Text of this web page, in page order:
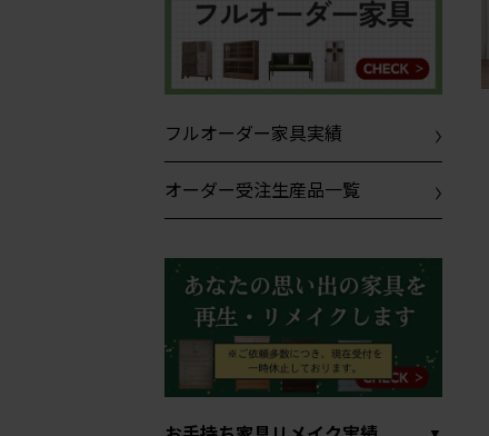
フルオーダー家具実績
オーダー受注生産品一覧